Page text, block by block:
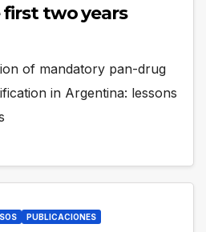
two years
of mandatory pan-drug
in Argentina: lessons
PUBLICACIONES